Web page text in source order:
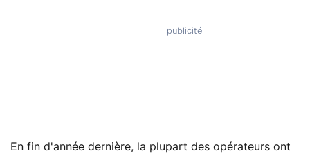
En fin d'année dernière, la plupart des opérateurs ont